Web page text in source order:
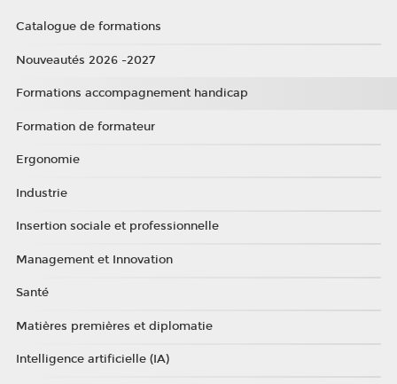
Catalogue de formations
Nouveautés 2026 -2027
Formations accompagnement handicap
Formation de formateur
Ergonomie
Industrie
Insertion sociale et professionnelle
Management et Innovation
Santé
Matières premières et diplomatie
Intelligence artificielle (IA)